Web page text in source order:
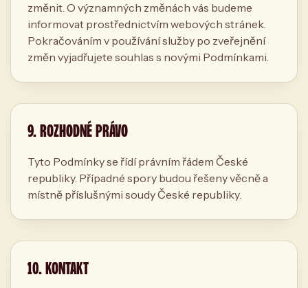
změnit. O významných změnách vás budeme
informovat prostřednictvím webových stránek.
Pokračováním v používání služby po zveřejnění
změn vyjadřujete souhlas s novými Podmínkami.
9. ROZHODNÉ PRÁVO
Tyto Podmínky se řídí právním řádem České
republiky. Případné spory budou řešeny věcně a
místně příslušnými soudy České republiky.
10. KONTAKT